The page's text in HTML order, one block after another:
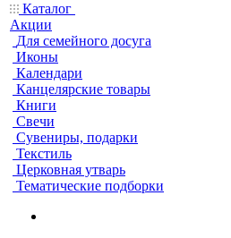
Каталог
Акции
Для семейного досуга
Иконы
Календари
Канцелярские товары
Книги
Свечи
Сувениры, подарки
Текстиль
Церковная утварь
Тематические подборки